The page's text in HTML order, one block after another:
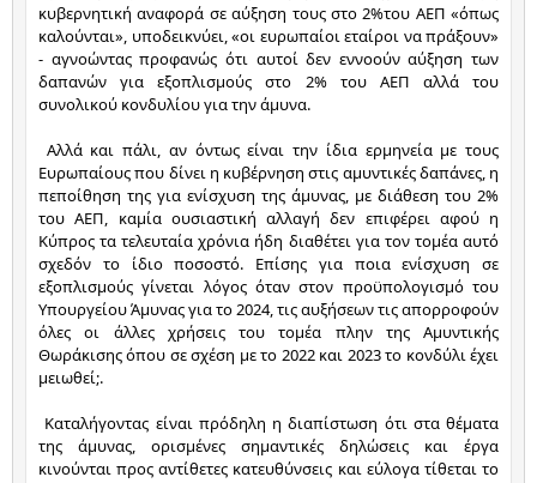
κυβερνητική αναφορά σε αύξηση τους στο 2%του ΑΕΠ «όπως
καλούνται», υποδεικνύει, «οι ευρωπαίοι εταίροι να πράξουν»
- αγνοώντας προφανώς ότι αυτοί δεν εννοούν αύξηση των
δαπανών για εξοπλισμούς στο 2% του ΑΕΠ αλλά του
συνολικού κονδυλίου για την άμυνα.
Ευρωπαίους που δίνει η κυβέρνηση στις αμυντικές δαπάνες, η
πεποίθηση της για ενίσχυση της άμυνας, με διάθεση του 2%
του ΑΕΠ, καμία ουσιαστική αλλαγή δεν επιφέρει αφού η
Κύπρος τα τελευταία χρόνια ήδη διαθέτει για τον τομέα αυτό
σχεδόν το ίδιο ποσοστό. Επίσης για ποια ενίσχυση σε
εξοπλισμούς γίνεται λόγος όταν στον προϋπολογισμό του
Υπουργείου Άμυνας για το 2024, τις αυξήσεων τις απορροφούν
όλες οι άλλες χρήσεις του τομέα πλην της Αμυντικής
Θωράκισης όπου σε σχέση με το 2022 και 2023 το κονδύλι έχει
μειωθεί;.
της άμυνας, ορισμένες σημαντικές δηλώσεις και έργα
κινούνται προς αντίθετες κατευθύνσεις και εύλογα τίθεται το